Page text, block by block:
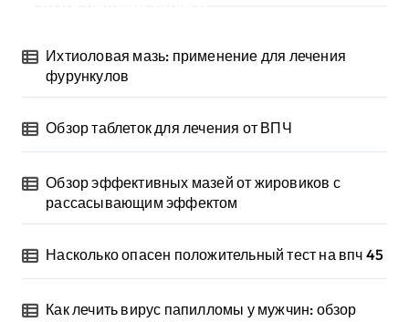
Ихтиоловая мазь: применение для лечения
фурункулов
Обзор таблеток для лечения от ВПЧ
Обзор эффективных мазей от жировиков с
рассасывающим эффектом
Насколько опасен положительный тест на впч 45
Как лечить вирус папилломы у мужчин: обзор